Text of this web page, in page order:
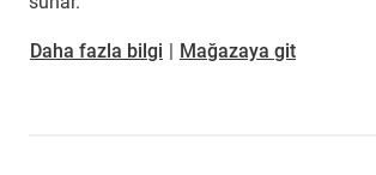
Daha fazla bilgi | Mağazaya git